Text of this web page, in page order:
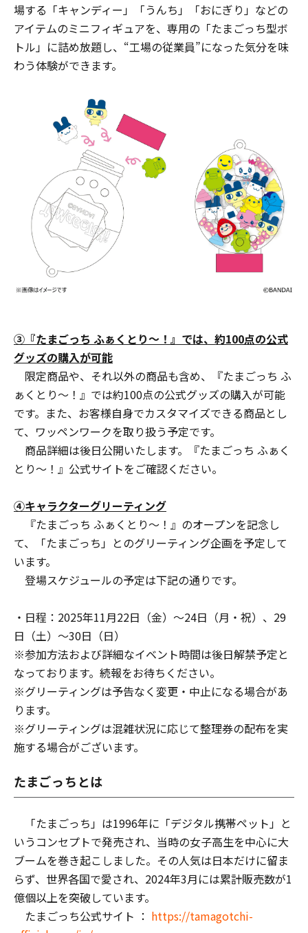
場する「キャンディー」「うんち」「おにぎり」などの
アイテムのミニフィギュアを、専用の「たまごっち型ボ
トル」に詰め放題し、“工場の従業員”になった気分を味
わう体験ができます。
③『たまごっち ふぁくとり～！』では、約100点の公式
グッズの購入が可能
限定商品や、それ以外の商品も含め、『たまごっち ふ
ぁくとり～！』では約100点の公式グッズの購入が可能
です。また、お客様自身でカスタマイズできる商品とし
て、ワッペンワークを取り扱う予定です。
商品詳細は後日公開いたします。『たまごっち ふぁく
とり～！』公式サイトをご確認ください。
④キャラクターグリーティング
『たまごっち ふぁくとり～！』のオープンを記念し
て、「たまごっち」とのグリーティング企画を予定して
います。
登場スケジュールの予定は下記の通りです。
・日程：2025年11月22日（金）〜24日（月・祝）、29
日（土）〜30日（日）
※参加方法および詳細なイベント時間は後日解禁予定と
なっております。続報をお待ちください。
※グリーティングは予告なく変更・中止になる場合があ
ります。
※グリーティングは混雑状況に応じて整理券の配布を実
施する場合がございます。
たまごっちとは
「たまごっち」は1996年に「デジタル携帯ペット」と
いうコンセプトで発売され、当時の女子高生を中心に大
ブームを巻き起こしました。その人気は日本だけに留ま
らず、世界各国で愛され、2024年3月には累計販売数が1
億個以上を突破しています。
たまごっち公式サイト ： https://tamagotchi-